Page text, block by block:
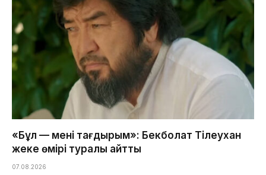
«Бұл — менің тағдырым»: Бекболат Тілеухан
жеке өмірі туралы айтты
07.08.2026